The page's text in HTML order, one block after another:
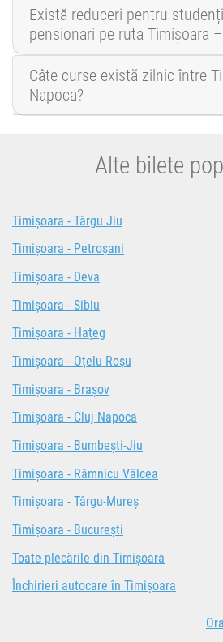
Există reduceri pentru
pensionari pe ruta Timișoara
Câte curse există zilnic între
Napoca?
Alte bilete
Timișoara - Târgu Jiu
Timișoara - Petroșani
Timișoara - Deva
Timișoara - Sibiu
Timișoara - Hațeg
Timișoara - Oțelu Roșu
Timișoara - Brașov
Timișoara - Cluj Napoca
Timișoara - Bumbești-Jiu
Timișoara - Râmnicu Vâlcea
Timișoara - Târgu-Mureș
Timișoara - București
Toate plecările din Timișoara
Închirieri autocare în Timișoara